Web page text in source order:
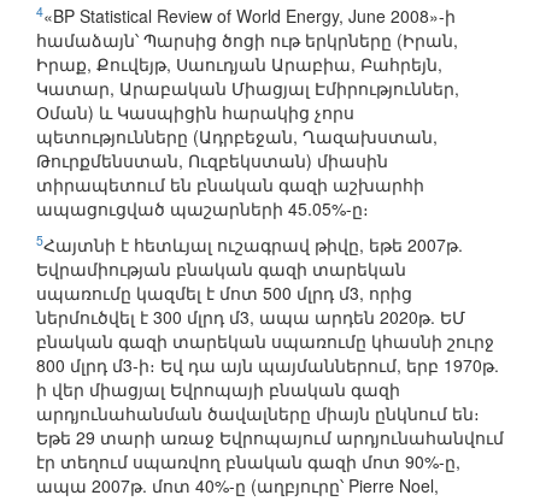
4«BP Statistical Review of World Energy, June 2008»-ի
համաձայն՝ Պարսից ծոցի ութ երկրները (Իրան,
Իրաք, Քուվեյթ, Սաուդյան Արաբիա, Բահրեյն,
Կատար, Արաբական Միացյալ Էմիրություններ,
Օման) և Կասպիցին հարակից չորս
պետությունները (Ադրբեջան, Ղազախստան,
Թուրքմենստան, Ուզբեկստան) միասին
տիրապետում են բնական գազի աշխարհի
ապացուցված պաշարների 45.05%-ը։
5Հայտնի է հետևյալ ուշագրավ թիվը, եթե 2007թ.
Եվրամիության բնական գազի տարեկան
սպառումը կազմել է մոտ 500 մլրդ մ3, որից
ներմուծվել է 300 մլրդ մ3, ապա արդեն 2020թ. ԵՄ
բնական գազի տարեկան սպառումը կհասնի շուրջ
800 մլրդ մ3-ի։ Եվ դա այն պայմաններում, երբ 1970թ.
ի վեր միացյալ Եվրոպայի բնական գազի
արդյունահանման ծավալները միայն ընկնում են։
Եթե 29 տարի առաջ Եվրոպայում արդյունահանվում
էր տեղում սպառվող բնական գազի մոտ 90%-ը,
ապա 2007թ. մոտ 40%-ը (աղբյուրը՝ Pierre Noel,